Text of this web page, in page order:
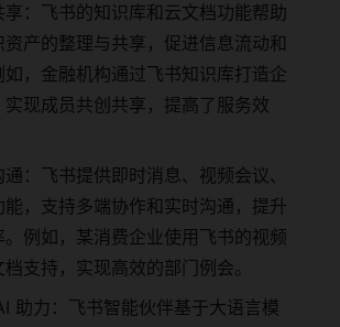
享：飞书的知识库和云文档功能帮助
产的整理与共享，促进信息流动和
如，金融机构通过飞书知识库打造企
实现成员共创共享，提高了服务效
：飞书提供即时消息、视频会议、
能，支持多端协作和实时沟通，提升
。例如，某消费企业使用飞书的视频
支持，实现高效的部门例会。
助力：飞书智能伙伴基于大语言模